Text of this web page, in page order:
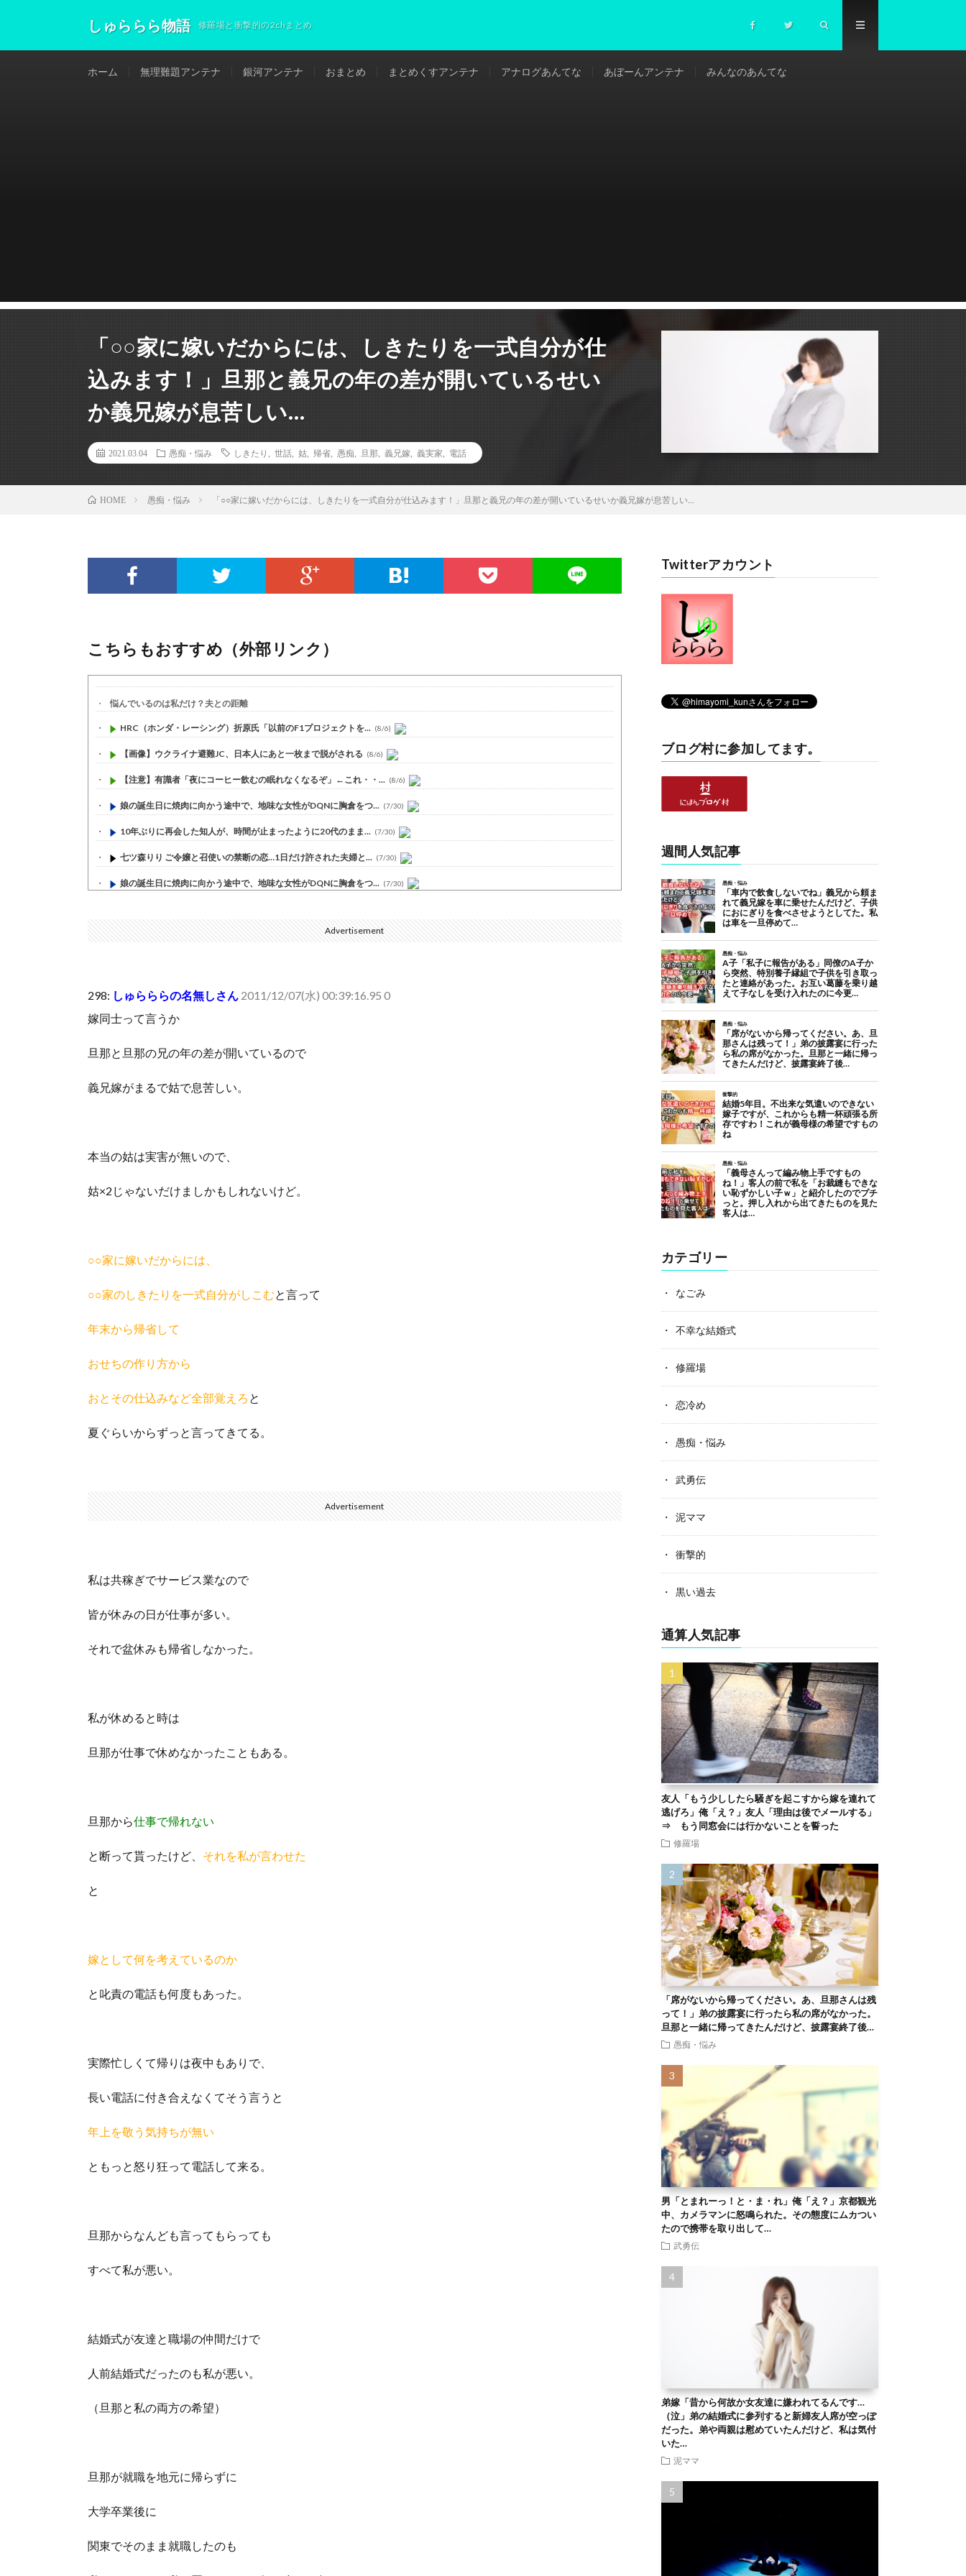
しゅららら物語 修羅場と衝撃的の2chまとめ
ホーム 無理難題アンテナ 銀河アンテナ おまとめ まとめくすアンテナ アナログあんてな あぼーんアンテナ みんなのあんてな
「○○家に嫁いだからには、しきたりを一式自分が仕
込みます！」旦那と義兄の年の差が開いているせい
か義兄嫁が息苦しい…
2021.03.04 愚痴・悩み しきたり 世話 姑 帰省 愚痴 旦那 義兄嫁 義実家 電話
HOME 愚痴・悩み 「○○家に嫁いだからには、しきたりを一式自分が仕込みます！」旦那と義兄の年の差が開いているせいか義兄嫁が息苦しい…
こちらもおすすめ（外部リンク）
悩んでいるのは私だけ？夫との距離
HRC（ホンダ・レーシング）折原氏「以前のF1プロジェクトを... (8/6)
【画像】ウクライナ避難JC、日本人にあと一枚まで脱がされる (8/6)
【注意】有識者「夜にコーヒー飲むの眠れなくなるぞ」←これ・・... (8/6)
娘の誕生日に焼肉に向かう途中で、地味な女性がDQNに胸倉をつ... (7/30)
10年ぶりに再会した知人が、時間が止まったように20代のまま... (7/30)
七ツ森りり ご令嬢と召使いの禁断の恋…1日だけ許された夫婦と... (7/30)
娘の誕生日に焼肉に向かう途中で、地味な女性がDQNに胸倉をつ... (7/30)
可愛い彼女が部屋に入ってきた。もしかしてニンジャ？→スタイリ...
Advertisement
298: しゅらららの名無しさん 2011/12/07(水) 00:39:16.95 0
嫁同士って言うか
旦那と旦那の兄の年の差が開いているので
義兄嫁がまるで姑で息苦しい。
本当の姑は実害が無いので、
姑×2じゃないだけましかもしれないけど。
○○家に嫁いだからには、
○○家のしきたりを一式自分がしこむと言って
年末から帰省して
おせちの作り方から
おとその仕込みなど全部覚えろ と
夏ぐらいからずっと言ってきてる。
Advertisement
私は共稼ぎでサービス業なので
皆が休みの日が仕事が多い。
それで盆休みも帰省しなかった。
私が休めると時は
旦那が仕事で休めなかったこともある。
旦那から仕事で帰れない
と断って貰ったけど、 それを私が言わせた
と
嫁として何を考えているのか
と叱責の電話も何度もあった。
実際忙しくて帰りは夜中もありで、
長い電話に付き合えなくてそう言うと
年上を敬う気持ちが無い
ともっと怒り狂って電話して来る。
旦那からなんども言ってもらっても
すべて私が悪い。
結婚式が友達と職場の仲間だけで
人前結婚式だったのも私が悪い。
（旦那と私の両方の希望）
旦那が就職を地元に帰らずに
大学卒業後に
関東でそのまま就職したのも
Twitterアカウント
ブログ村に参加してます。
週間人気記事
カテゴリー
なごみ
不幸な結婚式
修羅場
恋冷め
愚痴・悩み
武勇伝
泥ママ
衝撃的
黒い過去
通算人気記事
友人「もう少ししたら騒ぎを起こすから嫁を連れて
逃げろ」俺「え？」友人「理由は後でメールする」
⇒ もう同窓会には行かないことを誓った
修羅場
「席がないから帰ってください。あ、旦那さんは残
って！」弟の披露宴に行ったら私の席がなかった。
旦那と一緒に帰ってきたんだけど、披露宴終了後…
愚痴・悩み
男「とまれーっ！と・ま・れ」俺「え？」京都観光
中、カメラマンに怒鳴られた。その態度にムカつい
たので携帯を取り出して…
武勇伝
弟嫁「昔から何故か女友達に嫌われてるんです…
（泣」弟の結婚式に参列すると新婦友人席が空っぽ
だった。弟や両親は慰めていたんだけど、私は気付
いた…
泥ママ